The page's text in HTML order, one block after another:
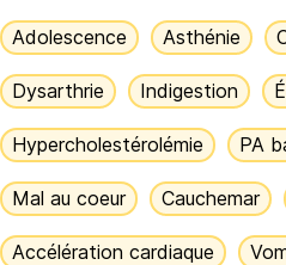
Adolescence Asthénie
Dysarthrie Indigestion
Hypercholestérolémie PA
Mal au coeur Cauchemar
Accélération cardiaque